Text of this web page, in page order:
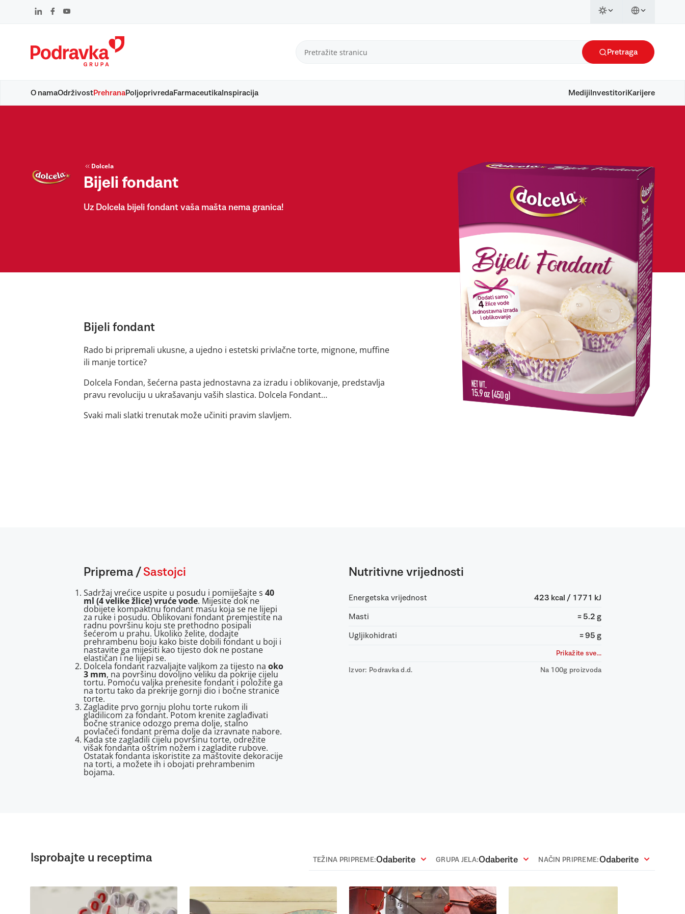
Pretraga
O namaOdrživostPrehranaPoljoprivredaFarmaceutikaInspiracija Mediji Investitori Karijere
Dolcela
Bijeli fondant
Uz Dolcela bijeli fondant vaša mašta nema granica!
Bijeli fondant
Rado bi pripremali ukusne, a ujedno i estetski privlačne torte, mignone, muffine
ili manje tortice?
Dolcela Fondan, šećerna pasta jednostavna za izradu i oblikovanje, predstavlja
pravu revoluciju u ukrašavanju vaših slastica. Dolcela Fondant…
Svaki mali slatki trenutak može učiniti pravim slavljem.
Priprema / Sastojci
Sadržaj vrećice uspite u posudu i pomiješajte s 40
ml (4 velike žlice) vruće vode. Mijesite dok ne
dobijete kompaktnu fondant masu koja se ne lijepi
za ruke i posudu. Oblikovani fondant premjestite na
radnu površinu koju ste prethodno posipali
šećerom u prahu. Ukoliko želite, dodajte
prehrambenu boju kako biste dobili fondant u boji i
nastavite ga mijesiti kao tijesto dok ne postane
elastičan i ne lijepi se.
Dolcela fondant razvaljajte valjkom za tijesto na oko
3 mm, na površinu dovoljno veliku da pokrije cijelu
tortu. Pomoću valjka prenesite fondant i položite ga
na tortu tako da prekrije gornji dio i bočne stranice
torte.
Zagladite prvo gornju plohu torte rukom ili
gladilicom za fondant. Potom krenite zaglađivati
bočne stranice odozgo prema dolje, stalno
povlačeći fondant prema dolje da izravnate nabore.
Kada ste zagladili cijelu površinu torte, odrežite
višak fondanta oštrim nožem i zagladite rubove.
Ostatak fondanta iskoristite za maštovite dekoracije
na torti, a možete ih i obojati prehrambenim
bojama.
Nutritivne vrijednosti
Energetska vrijednost 423 kcal / 1771 kJ
Masti = 5.2 g
Ugljikohidrati = 95 g
Prikažite sve...
Izvor: Podravka d.d. Na 100g proizvoda
Isprobajte u receptima TEŽINA PRIPREME:Odaberite GRUPA JELA:Odaberite NAČIN PRIPREME:Odaberite